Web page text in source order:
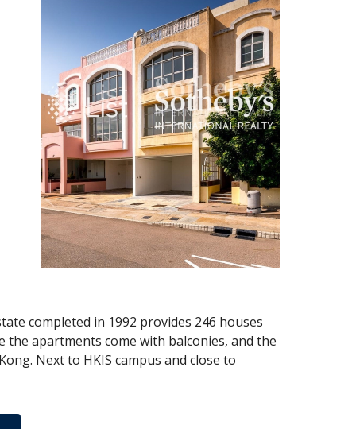
completed in 1992 provides 246 houses
apartments come with balconies, and the
Next to HKIS campus and close to